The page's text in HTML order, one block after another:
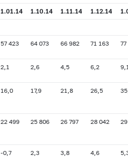
1.01.14 1.10.14 1.11.14 1.12.14
57 423 64 073 66 982 71 163
2,1 2,6 4,5 6,2
16,0 17,9 21,8 26,5
22 499 25 806 26 797 28 042
-0,7 2,3 3,8 4,6